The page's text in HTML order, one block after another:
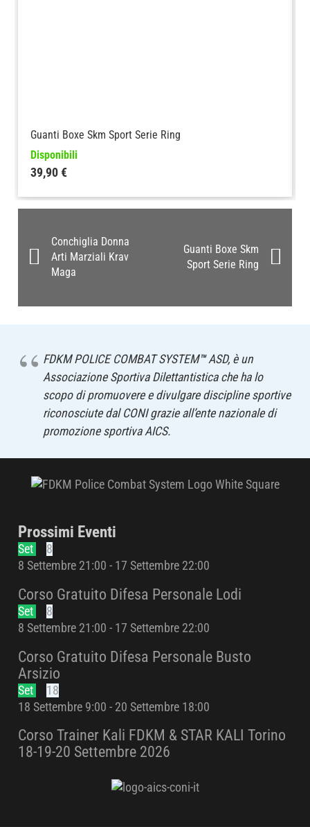
Guanti Boxe Skm Sport Serie Ring
Disponibili
39,90 €
Conchiglia Donna
Arti Marziali Krav
Maga
Guanti Boxe Skm
Sport Serie Ring
FDKM POLICE COMBAT SYSTEM™ASD, è un
Associazione Sportiva Dilettantistica che ha lo
scopo di promuovere e divulgare discipline sportive
riconosciute dal CONI grazie all’ente nazionale di
promozione sportiva AICS.
Prossimi Eventi
Set
8
8 Settembre 21:00 - 17 Settembre 22:00
Corso Gratuito Difesa Personale Lodi
Set
8
8 Settembre 21:00 - 17 Settembre 22:00
Corso Gratuito Difesa Personale Busto
Arsizio
Set
18
18 Settembre 9:00 - 20 Settembre 18:00
Corso Trainer Kali FDKM & STAR KALI Torino
18-19-20 Settembre 2026